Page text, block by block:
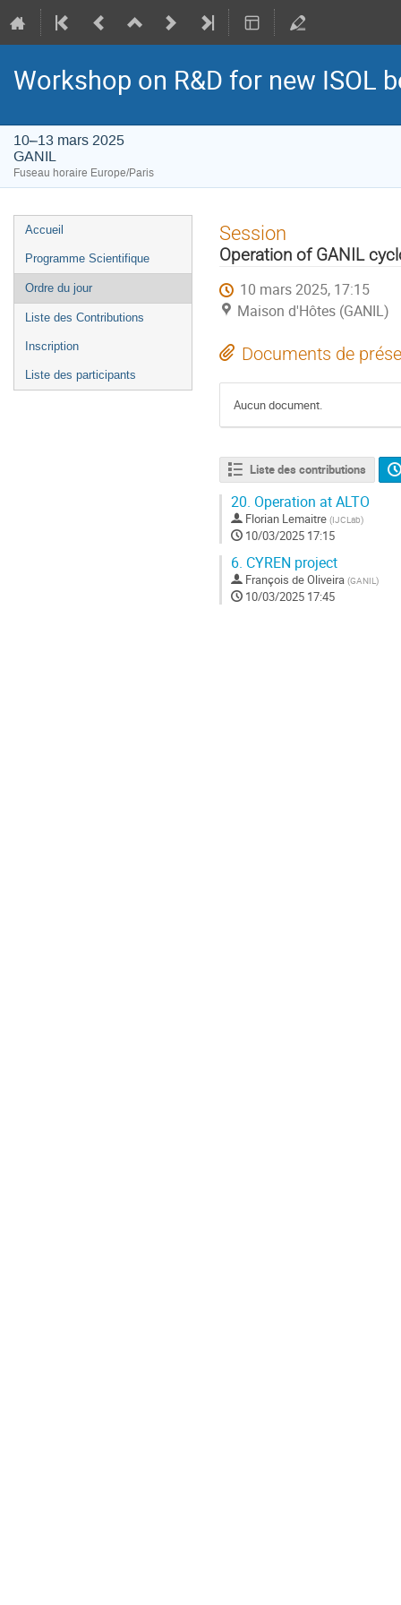
Workshop on R&D for new ISOL
10–13 mars 2025
GANIL
Fuseau horaire Europe/Paris
Menu
de
l'événement
Accueil
Programme Scientifique
Ordre du jour
Liste des Contributions
Inscription
Liste des participants
Session
Operation of GANIL
10 mars 2025, 17:15
Maison d'Hôtes (GANIL)
Documents de
Aucun document.
Liste des contributions
20. Operation at ALTO
Florian Lemaitre (IJCLab)
10/03/2025 17:15
6. CYREN project
François de Oliveira (GANIL )
10/03/2025 17:45